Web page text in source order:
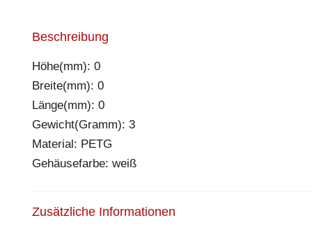
Beschreibung
Höhe(mm): 0
Breite(mm): 0
Länge(mm): 0
Gewicht(Gramm): 3
Material: PETG
Gehäusefarbe: weiß
Zusätzliche Informationen